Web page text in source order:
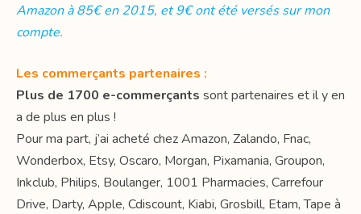
Amazon à 85€ en 2015, et 9€ ont été versés sur mon
compte.
Les commerçants partenaires :
Plus de 1700 e-commerçants sont partenaires et il y en
a de plus en plus !
Pour ma part, j’ai acheté chez Amazon, Zalando, Fnac,
Wonderbox, Etsy, Oscaro, Morgan, Pixamania, Groupon,
Inkclub, Philips, Boulanger, 1001 Pharmacies, Carrefour
Drive, Darty, Apple, Cdiscount, Kiabi, Grosbill, Etam, Tape à